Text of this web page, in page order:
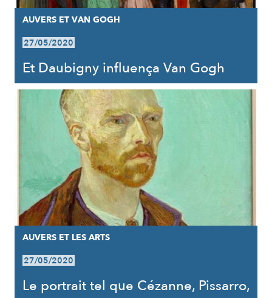
AUVERS ET VAN GOGH
27/05/2020
Et Daubigny influença Van Gogh
AUVERS ET LES ARTS
27/05/2020
Le portrait tel que Cézanne, Pissarro,